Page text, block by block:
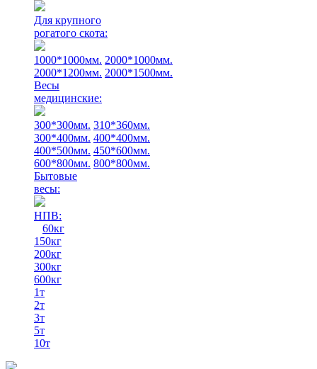
Для крупного
рогатого скота:
1000*1000мм. 2000*1000мм.
2000*1200мм. 2000*1500мм.
Весы
медицинские:
300*300мм. 310*360мм.
300*400мм. 400*400мм.
400*500мм. 450*600мм.
600*800мм. 800*800мм.
Бытовые
весы:
НПВ:
60кг
150кг
200кг
300кг
600кг
1т
2т
3т
5т
10т